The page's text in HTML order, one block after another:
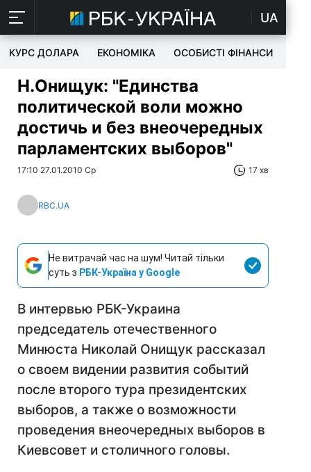
UA
КУРС ДОЛАРА ЕКОНОМІКА ОСОБИСТІ ФІНАНСИ
Н.Онищук: "Единства
политической воли можно
достичь и без внеочередных
парламентских выборов"
17:10 27.01.2010 Ср 17 хв
RBC.UA
Не витрачай час на шум! Читай тільки
суть з РБК-Україна у Google
В интервью РБК-Украина
председатель отечественного
Минюста Николай Онищук рассказал
о своем видении развития событий
после второго тура президентских
выборов, а также о возможности
проведения внеочередных выборов в
Киевсовет и столичного головы.